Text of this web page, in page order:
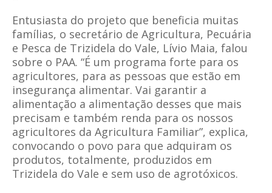
Entusiasta do projeto que beneficia muitas
famílias, o secretário de Agricultura, Pecuária
e Pesca de Trizidela do Vale, Lívio Maia, falou
sobre o PAA. “É um programa forte para os
agricultores, para as pessoas que estão em
insegurança alimentar. Vai garantir a
alimentação a alimentação desses que mais
precisam e também renda para os nossos
agricultores da Agricultura Familiar”, explica,
convocando o povo para que adquiram os
produtos, totalmente, produzidos em
Trizidela do Vale e sem uso de agrotóxicos.